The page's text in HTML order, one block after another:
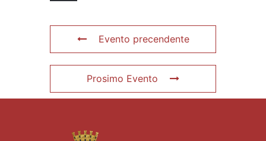
Evento precendente
Prosimo Evento